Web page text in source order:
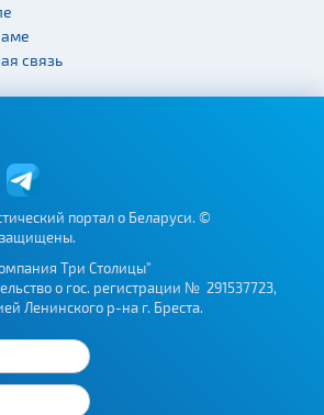
связь
портал о Беларуси. ©
защищены.
Три Столицы"
о гос. регистрации № 291537723,
Ленинского р-на г. Бреста.